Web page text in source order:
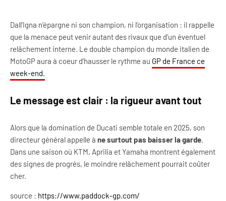
Dall’Igna n’épargne ni son champion, ni l’organisation : il rappelle
que la menace peut venir autant des rivaux que d’un éventuel
relâchement interne. Le double champion du monde italien de
MotoGP aura à coeur d’hausser le rythme au GP de France ce
week-end.
Le message est clair : la rigueur avant tout
Alors que la domination de Ducati semble totale en 2025, son
directeur général appelle à ne surtout pas baisser la garde.
Dans une saison où KTM, Aprilia et Yamaha montrent également
des signes de progrès, le moindre relâchement pourrait coûter
cher.
source : https://www.paddock-gp.com/